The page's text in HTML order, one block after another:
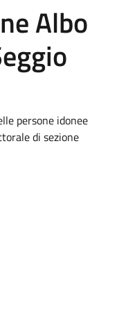
Albo
persone idonee
di sezione